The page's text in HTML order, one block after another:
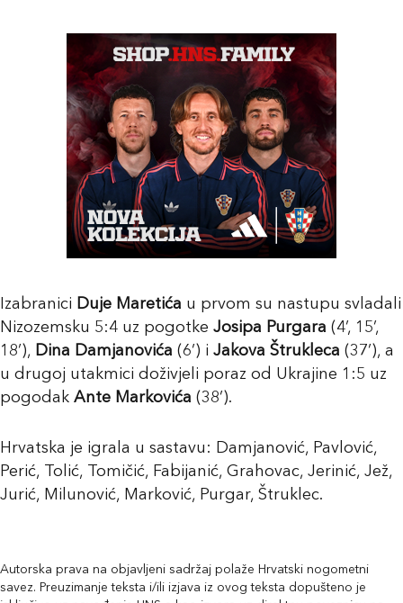
Izabranici Duje Maretića u prvom su nastupu svladali
Nizozemsku 5:4 uz pogotke Josipa Purgara (4’, 15’,
18’), Dina Damjanovića (6’) i Jakova Štrukleca (37’), a
u drugoj utakmici doživjeli poraz od Ukrajine 1:5 uz
pogodak Ante Markovića (38’).
Hrvatska je igrala u sastavu: Damjanović, Pavlović,
Perić, Tolić, Tomičić, Fabijanić, Grahovac, Jerinić, Jež,
Jurić, Milunović, Marković, Purgar, Štruklec.
Autorska prava na objavljeni sadržaj polaže Hrvatski nogometni
savez. Preuzimanje teksta i/ili izjava iz ovog teksta dopušteno je